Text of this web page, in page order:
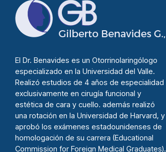
El Dr. Benavides es un Otorrinolaringólogo
especializado en la Universidad del Valle.
Realizó estudios de 4 años de especialidad
exclusivamente en cirugía funcional y
estética de cara y cuello. además realizó
una rotación en la Universidad de Harvard, y
aprobó los exámenes estadounidenses de
homologación de su carrera (Educational
Commission for Foreign Medical Graduates).